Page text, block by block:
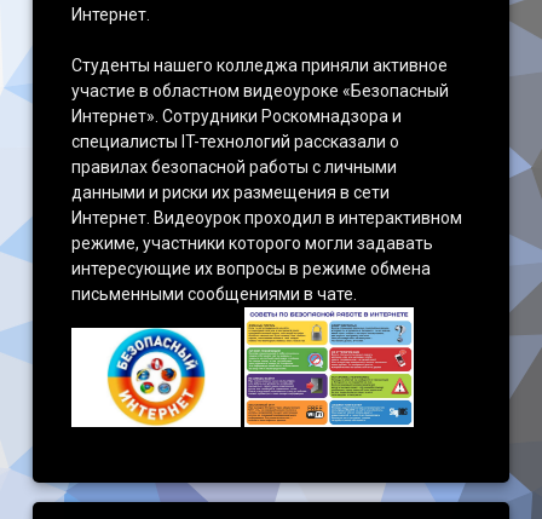
Интернет.
Студенты нашего колледжа приняли активное
участие в областном видеоуроке «Безопасный
Интернет». Сотрудники Роскомнадзора и
специалисты IT-технологий рассказали о
правилах безопасной работы с личными
данными и риски их размещения в сети
Интернет. Видеоурок проходил в интерактивном
режиме, участники которого могли задавать
интересующие их вопросы в режиме обмена
письменными сообщениями в чате.